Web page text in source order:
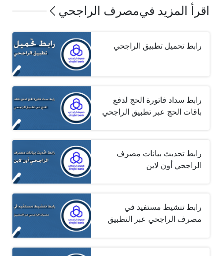
اقرأ المزيد فيمصرف الراجحي
رابط تحميل تطبيق الراجحي
رابط سداد فاتورة الحج لدفع
باقات الحج عبر تطبيق الراجحي
رابط تحديث بيانات مصرف
الراجحي أون لاين
رابط تنشيط مستفيد في
مصرف الراجحي عبر التطبيق